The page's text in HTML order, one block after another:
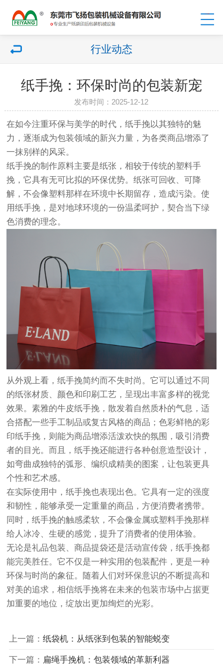
行业动态
纸手挽：环保时尚的包装新宠
发布时间：2025-12-12
在如今注重环保与美学的时代，纸手挽以其独特的魅
力，逐渐成为包装领域的新兴力量，为各类商品增添了
一抹别样的风采。
纸手挽的制作原料主要是纸张，相较于传统的塑料手
挽，它具有无可比拟的环保优势。纸张可回收、可降
解，不会像塑料那样在环境中长期留存，造成污染。使
用纸手挽，是对地球环境的一份温柔呵护，契合当下绿
色消费的理念。
从外观上看，纸手挽简约而不失时尚。它可以通过不同
的纸张材质、颜色和印刷工艺，呈现出丰富多样的视觉
效果。素雅的牛皮纸手挽，散发着自然质朴的气息，适
合搭配一些手工制品或复古风格的商品；色彩鲜艳的彩
印纸手挽，则能为商品增添活泼欢快的氛围，吸引消费
者的目光。而且，纸手挽还能进行各种创意造型设计，
如弯曲成独特的弧形、编织成精美的图案，让包装更具
个性和艺术感。
在实际使用中，纸手挽也表现出色。它具有一定的强度
和韧性，能够承受一定重量的商品，方便消费者携带。
同时，纸手挽的触感柔软，不会像金属或塑料手挽那样
给人冰冷、生硬的感觉，提升了消费者的使用体验。
无论是礼品包装、商品提袋还是活动宣传袋，纸手挽都
能完美胜任。它不仅是一种实用的包装配件，更是一种
环保与时尚的象征。随着人们对环保意识的不断提高和
对美的追求，相信纸手挽将在未来的包装市场中占据更
加重要的地位，绽放出更加绚烂的光彩。
上一篇： 纸袋机：从纸张到包装的智能蜕变
下一篇： 扁绳手挽机：包装领域的革新利器